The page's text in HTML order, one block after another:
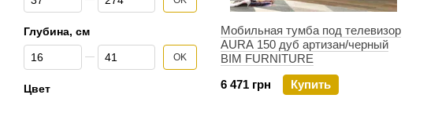
Мобильная тумба под телевизор
AURA 150 дуб артизан/черный
BIM FURNITURE
6 471 грн
Купить
Глубина, см
От Глубина, см
До Глубина, см OK
Цвет